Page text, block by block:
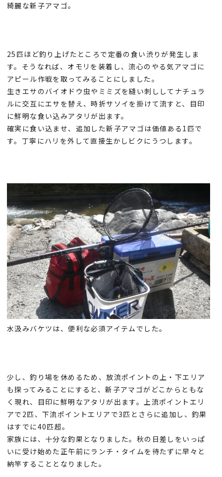
綺麗な新子アマゴ。
25匹ほど釣り上げたところで定番の食い渋りが発生しま
す。そうなれば、オモリを装着し、流心のやる気アマゴに
アピール作戦を取ってみることにしました。
生きエサのバイオドウ虫やミミズを縫い刺ししてナチュラ
ルに交互にエサを替え、時折サソイを掛けて流すと、目印
に鮮明な食い込みアタリが出ます。
確実に食い込ませ、追加した新子アマゴは価値ある1匹で
す。丁寧にハリを外して直接生かしビクにうつします。
水汲みバケツは、便利な必須アイテムでした。
少し、釣り場を休めるため、放流ポイントの上・下エリア
も探ってみることにすると、新子アマゴがどこからともな
く現れ、目印に鮮明なアタリが出ます。上流ポイントエリ
アで2匹、下流ポイントエリアで3匹とさらに追加し、釣果
はすでに40匹超。
家族には、十分な釣果となりました。秋の日差しをいっぱ
いに受け始めた正午前にランチ・タイムを待たずに早々と
納竿することとなりました。